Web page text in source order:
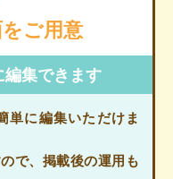
ご用意
編集できます
単に編集いただけま
で、掲載後の運用も